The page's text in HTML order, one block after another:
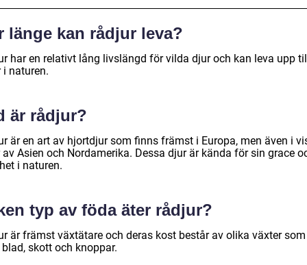
länge kan rådjur leva?
har en relativt lång livslängd för vilda djur och kan leva upp
i naturen.
är rådjur?
är en art av hjortdjur som finns främst i Europa, men även i
av Asien och Nordamerika. Dessa djur är kända för sin grace
i naturen.
typ av föda äter rådjur?
är främst växtätare och deras kost består av olika växter som
blad, skott och knoppar.